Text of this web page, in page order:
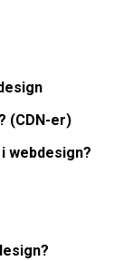
(CDN-er)
webdesign?